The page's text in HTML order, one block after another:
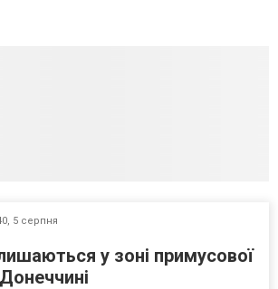
5 серпня
у зоні примусової